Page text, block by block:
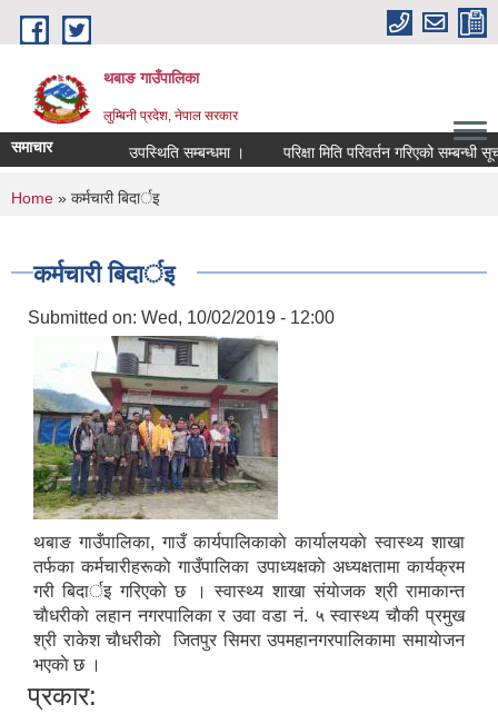
Skip to main content
थबाङ गाउँपालिका
लुम्बिनी प्रदेश, नेपाल सरकार
समाचार उपस्थिति सम्बन्धमा । परिक्षा मिति परिवर्तन गरिएको सम्बन्धी सूचना
You are here
Home » कर्मचारी बिदार्इ
कर्मचारी बिदार्इ
Submitted on: Wed, 10/02/2019 - 12:00
थबाङ गाउँपालिका, गाउँ कार्यपालिकाकाे कार्यालयकाे स्वास्थ्य शाखा
तर्फका कर्मचारीहरूकाे गाउँपालिका उपाध्यक्षकाे अध्यक्षतामा कार्यक्रम
गरी बिदार्इ गरिएकाे छ । स्वास्थ्य शाखा संयाेजक श्री रामाकान्त
चाैधरीकाे लहान नगरपालिका र उवा वडा नं. ५ स्वास्थ्य चाैकी प्रमुख
श्री राकेश चाैधरीकाे जितपुर सिमरा उपमहानगरपालिकामा समायाेजन
भएकाे छ ।
प्रकार: